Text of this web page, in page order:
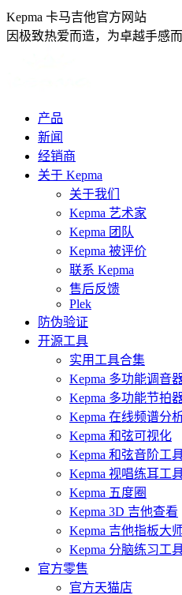
跳
转
Kepma 卡马吉他官方网站
因极致热爱而造，为卓越手感
产品
新闻
经销商
关于 Kepma
关于我们
Kepma 艺术家
Kepma 团队
Kepma 被评价
联系 Kepma
售后反馈
Plek
防伪验证
开源工具
实用工具合集
Kepma 多功能调音
Kepma 多功能节拍
Kepma 在线频谱分
Kepma 和弦可视化
Kepma 和弦音阶工
Kepma 视唱练耳工
Kepma 五度圈
Kepma 3D 吉他查看
Kepma 吉他指板大
Kepma 分脑练习工
官方零售
官方天猫店